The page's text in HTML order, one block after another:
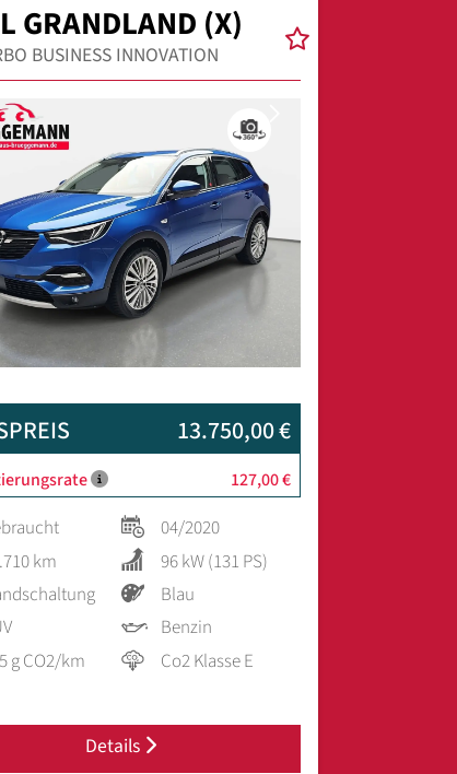
GRANDLAND (X)
BUSINESS INNOVATION
13.750,00 €
127,00 €
04/2020
km
96 kW (131 PS)
Blau
Benzin
g CO2/km
Co2 Klasse E
Details